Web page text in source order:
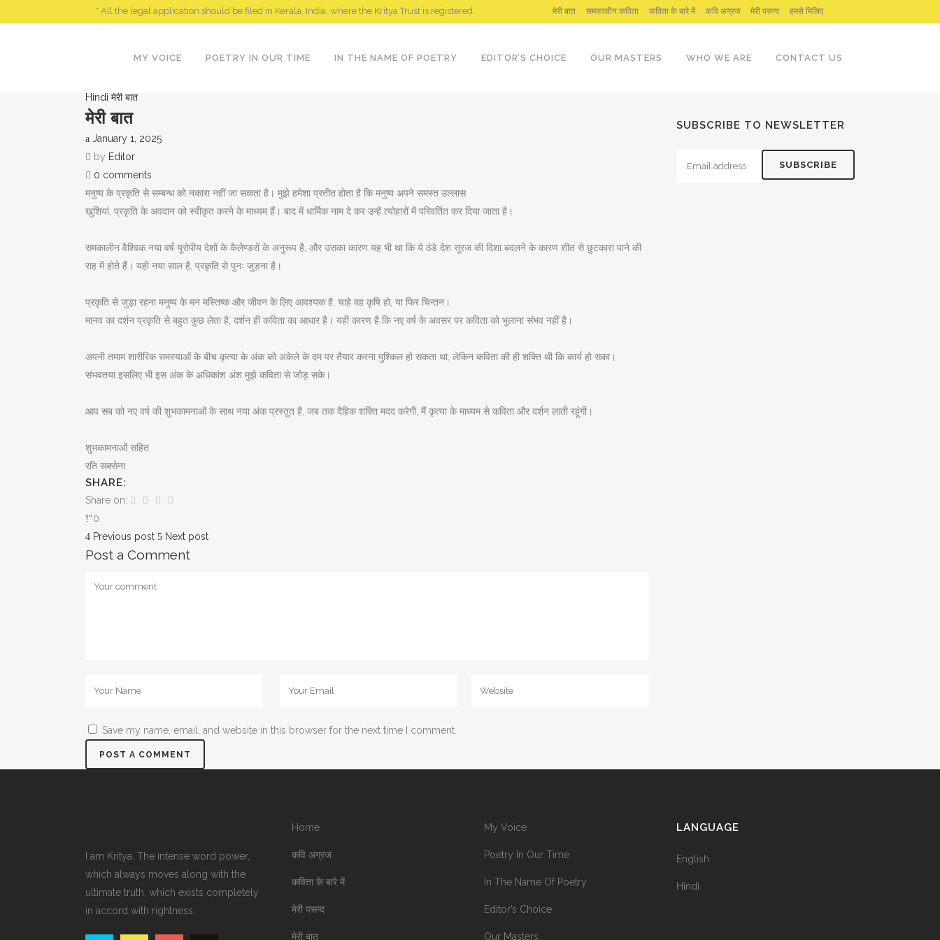
* All the legal application should be filed in Kerala, India, where the Kritya Trust is registered. मेरी बात समकालीन कविता कविता के बारे में कवि अग्रज मेरी पसन्द हमसे मिलिए
MY VOICE POETRY IN OUR TIME IN THE NAME OF POETRY EDITOR’S CHOICE OUR MASTERS WHO WE ARE CONTACT US
Hindi मेरी बात
मेरी बात
January 1, 2025
by Editor
0 comments
मनुष्य के प्रकृति से सम्बन्धको नकारा नहीं जा सकता है। मुझे हमेशा प्रतीत होता है कि मनुष्य अपने समस्त उल्लास
खुशियां, प्रकृति के अवदान को स्वीकृत करने के माध्यम हैं। बाद में धार्मिक नाम दे कर उन्हें त्योहारों में परिवर्तित कर दिया जाता है।
समकालीन वैश्विक नया वर्ष यूरोपीय देशों के कैलेण्डरों के अनुरूप है, और उसका कारण यह भी था कि ये ठंडे देश सूरज की दिशा बदलने के कारण शीत से छुटकारा पाने की
राह में होते हैं। यही नया साल है, प्रकृति से पुनः जुड़ना है।
प्रकृति से जुड़ा रहना मनुष्य के मन मस्तिष्क और जीवन के लिए आवश्यक है, चाहे वह कृषि हो, या फिर चिन्तन।
मानव का दर्शन प्रकृति से बहुत कुछ लेता है, दर्शन ही कविता का आधार है। यही कारण है कि नए वर्ष के अवसर पर कविता को भुलाना संभव नहीं है।
अपनी तमाम शारीरिक समस्याओं के बीच कृत्या के अंक को अकेले के दम पर तैयार करना मुश्किल हो सकता था, लेकिन कविता की ही शक्ति थी कि कार्य हो सका।
संभवतया इसलिए भी इस अंक के अधिकांश अंश मुझे कविता से जोड़ सके।
आप सब को नए वर्ष की शुभकामनाओं के साथ नया अंक प्रस्तुत है, जब तक दैहिक शक्ति मदद करेगी, मैं कृत्या के माध्यम से कविता और दर्शन लाती रहूंगी।
शुभकामनाओं सहित
रति सक्सेना
SHARE:
Share on:
0
Previous post
Next post
Post a Comment
Save my name, email, and website in this browser for the next time I comment.
SUBSCRIBE TO NEWSLETTER
I am Kritya. The intense word power,
which always moves along with the
ultimate truth, which exists completely
in accord with rightness.
Home
कवि अग्रज
कविता के बारे में
मेरी पसन्द
मेरी बात
My Voice
Poetry In Our Time
In The Name Of Poetry
Editor’s Choice
Our Masters
LANGUAGE
English
Hindi